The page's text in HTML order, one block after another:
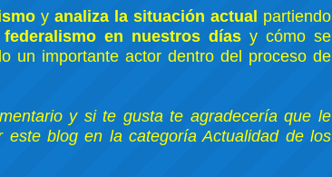
y analiza la situación actual partiendo
en nuestros días y cómo se
un importante actor dentro del proceso de
y si te gusta te agradecería que le
este blog en la categoría Actualidad de los